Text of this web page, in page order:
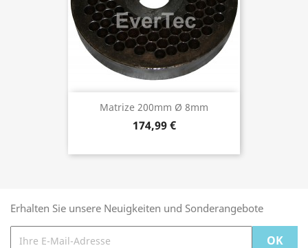
Matrize 200mm Ø 8mm
174,99 €
Erhalten Sie unsere Neuigkeiten und Sonderangebote